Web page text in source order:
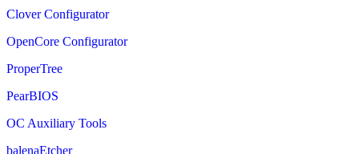
Clover Configurator
OpenCore Configurator
ProperTree
PearBIOS
OC Auxiliary Tools
balenaEtcher